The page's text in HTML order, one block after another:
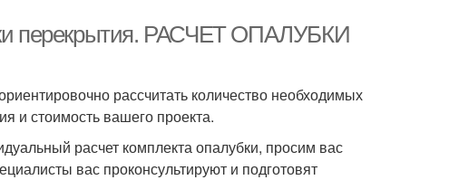
перекрытия. РАСЧЕТ ОПАЛУБКИ
рассчитать количество необходимых
и стоимость вашего проекта.
расчет комплекта опалубки, просим вас
вас проконсультируют и подготовят